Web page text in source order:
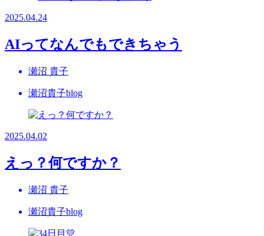
2025.04.24
AIってなんでもできちゃう
瀬沼 貴子
瀬沼貴子blog
2025.04.02
えっ？何ですか？
瀬沼 貴子
瀬沼貴子blog